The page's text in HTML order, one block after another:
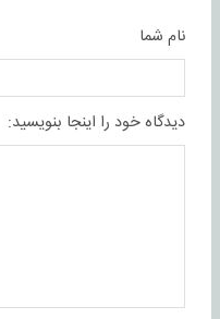
نام شما
دیدگاه خود را اینجا بنویسید: